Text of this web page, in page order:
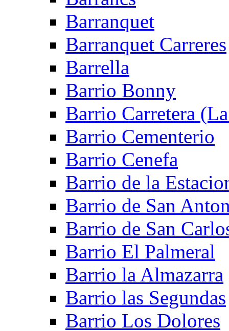
Barranquet
Barranquet Carreres
Barrella
Barrio Bonny
Barrio Carretera
Barrio Cementerio
Barrio Cenefa
Barrio de la
Barrio de San
Barrio de San
Barrio El Palmeral
Barrio la Almazarra
Barrio las Segundas
Barrio Los Dolores